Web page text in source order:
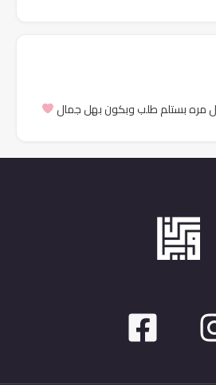
مره بستلم طلب وبكون بهل جمال